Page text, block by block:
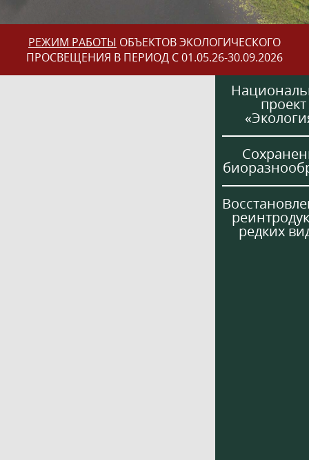
РЕЖИМ РАБОТЫ ОБЪЕКТОВ ЭКОЛОГИЧЕСКОГО
ПРОСВЕЩЕНИЯ В ПЕРИОД С 01.05.26-30.09.2026
проект
редких